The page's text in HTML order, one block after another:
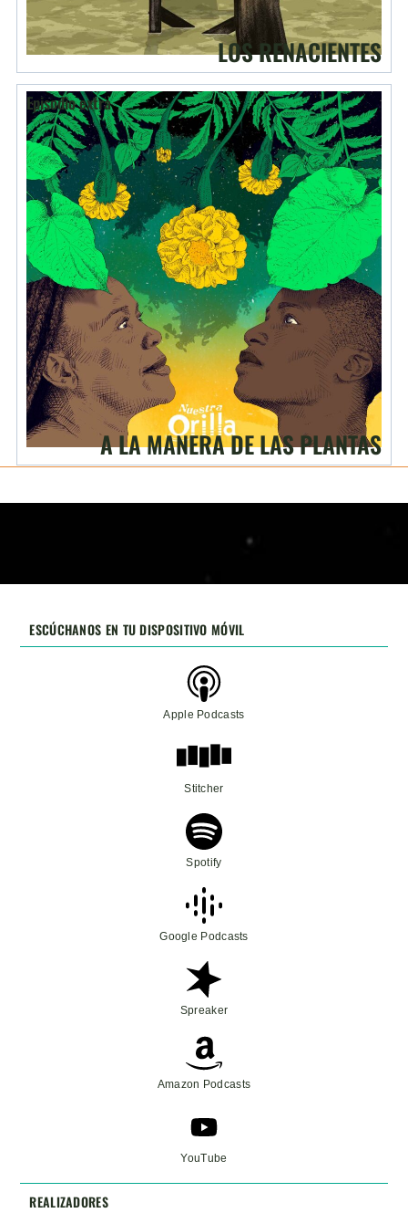
LOS RENACIENTES
Episodio extra
A LA MANERA DE LAS PLANTAS
ESCÚCHANOS EN TU DISPOSITIVO MÓVIL
Apple Podcasts
Stitcher
Spotify
Google Podcasts
Spreaker
Amazon Podcasts
YouTube
REALIZADORES